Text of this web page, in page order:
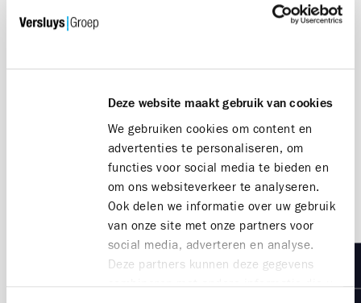
Deze website maakt gebruik van cookies
We gebruiken cookies om content en
advertenties te personaliseren, om
functies voor social media te bieden en
om ons websiteverkeer te analyseren.
Ook delen we informatie over uw gebruik
van onze site met onze partners voor
social media, adverteren en analyse.
Deze partners kunnen deze gegevens
"We geloven in de trendy stadswijk Oosteroever in
Oostende. Dankzij de prachtige projecten van
nieuwe dynamiek ontstaan. De nieuwe woonwijk
belangrijke kernwaarden die we ook bij Dresen hoog
in het vaandel voeren. We zijn er dan ook 100% van
overtuigd dat het DNA van Dresen optiek perfect
aansluit op het imago van de hippe Oosteroever
site.”
Ontdek de projecten op Oosteroever